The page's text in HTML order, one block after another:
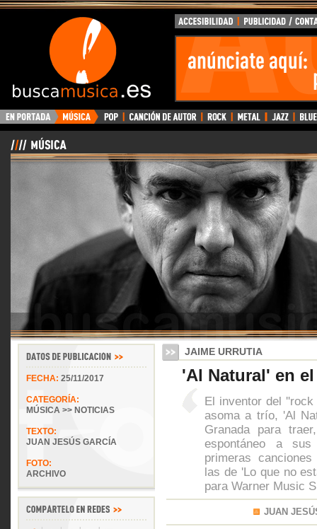
BuscaMusica.es
FECHA: 25/11/2017
CATEGORÍA:
MÚSICA >> NOTICIAS
TEXTO:
JUAN JESÚS GARCÍA
FOTO:
ARCHIVO
JAIME URRUTIA
'Al Natural' en
El inventor del
asoma a trío, 'Al
Granada para
espontáneo a
primeras
las de 'Lo que no
para Warner Music
JUAN